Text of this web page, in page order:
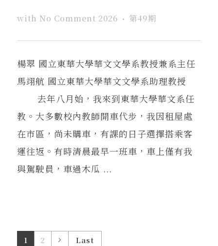
with No Comment 2026 第49期
楊翠 國立東華大學華文文學系教授兼系主任
馬翊航 國立東華大學華文文學系助理教授
去年八月始，我來到東華大學華文系任
教。大多數校內教師開車代步，我因租屋處
在市區，尚未購車，有課的日子選擇搭乘客
運往返。有時清晨最早一班車，車上僅有我
與駕駛員，車過木瓜 ...
1 2 Last